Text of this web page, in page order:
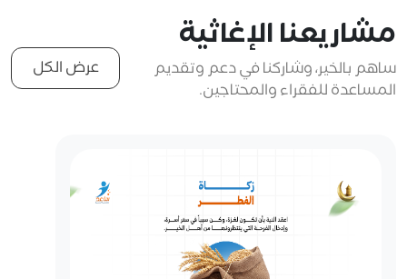
مشاريعنا الإغاثية
ساهم بالخير، وشاركنا في دعم وتقديم
المساعدة للفقراء والمحتاجين.
عرض الكل